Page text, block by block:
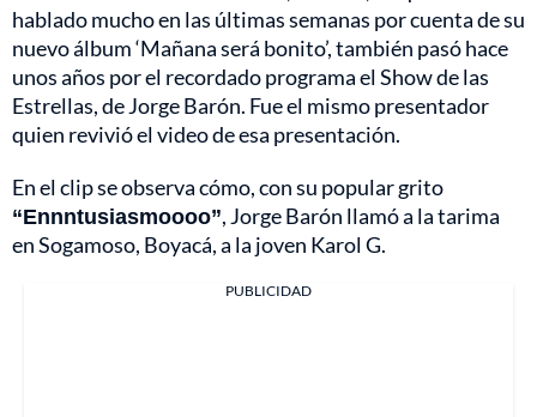
hablado mucho en las últimas semanas por cuenta de su
nuevo álbum ‘Mañana será bonito’, también pasó hace
unos años por el recordado programa el Show de las
Estrellas, de Jorge Barón. Fue el mismo presentador
quien revivió el video de esa presentación.
En el clip se observa cómo, con su popular grito
“Ennntusiasmoooo”, Jorge Barón llamó a la tarima
en Sogamoso, Boyacá, a la joven Karol G.
PUBLICIDAD